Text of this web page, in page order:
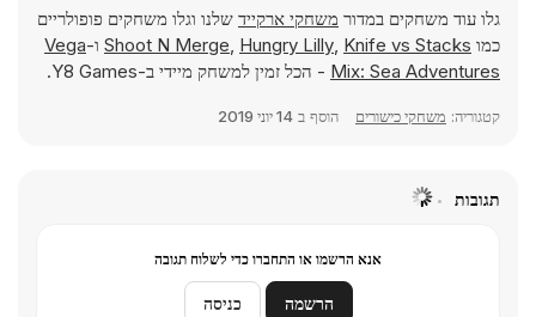
גלו עוד משחקים במדור משחקי ארקייד שלנו וגלו משחקים פופולריים
כמו
Shoot N Merge, Hungry Lilly, Knife vs Stacks ו-Vega
Mix: Sea Adventures - הכל זמין למשחק מיידי ב-Y8 Games.
קטגוריה: משחקי כישורים הוסף ב 14 יוני 2019
תגובות
אנא הרשמו או התחברו כדי לשלוח תגובה
הרשמה כניסה